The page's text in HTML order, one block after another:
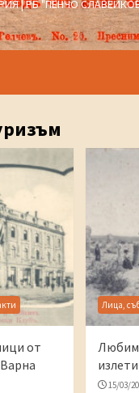
| РБ "ПЕНЧО
от
Лица,
излети
15/03/